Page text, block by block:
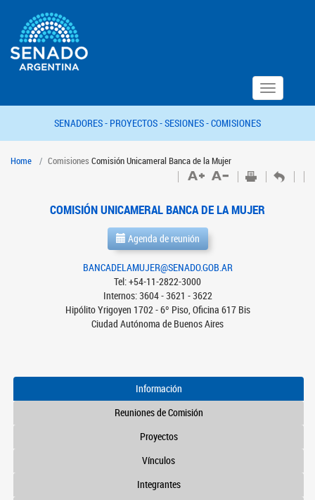
Toggle
navigation
SENADORES - PROYECTOS -SESIONES -COMISIONES
Home Comisiones Comisión Unicameral Banca de la Mujer
COMISIÓN UNICAMERAL BANCA DE LA MUJER
Agenda de reunión
BANCADELAMUJER@SENADO.GOB.AR
Tel: +54-11-2822-3000
Internos: 3604 - 3621 - 3622
Hipólito Yrigoyen 1702 - 6º Piso, Oficina 617 Bis
Ciudad Autónoma de Buenos Aires
Información
Reuniones de Comisión
Proyectos
Vínculos
Integrantes